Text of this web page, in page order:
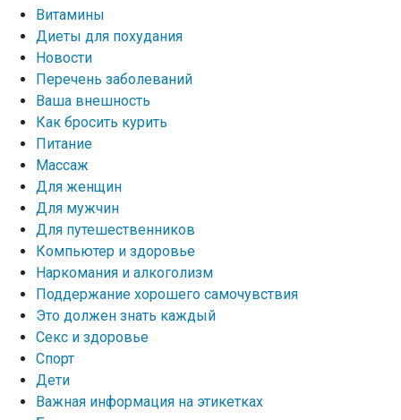
Витамины
Диеты для похудания
Новости
Перечень заболеваний
Ваша внешность
Как бросить курить
Питание
Массаж
Для женщин
Для мужчин
Для путешественников
Компьютер и здоровье
Наркомания и алкоголизм
Поддержание хорошего самочувствия
Это должен знать каждый
Секс и здоровье
Спорт
Дети
Важная информация на этикетках